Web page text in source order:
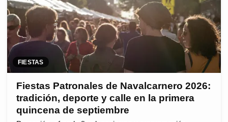
FIESTAS
Fiestas Patronales de Navalcarnero 2026:
tradición, deporte y calle en la primera
quincena de septiembre